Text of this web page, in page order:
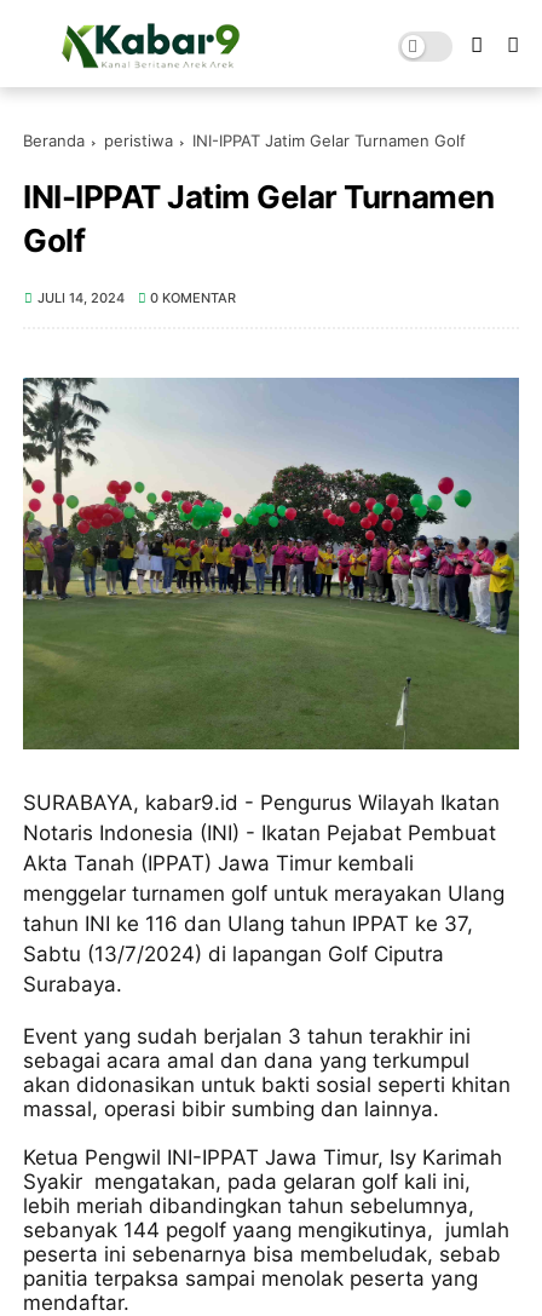
Beranda peristiwa INI-IPPAT Jatim Gelar Turnamen Golf
INI-IPPAT Jatim Gelar Turnamen
Golf
JULI 14, 2024 0 KOMENTAR
SURABAYA, kabar9.id - Pengurus Wilayah Ikatan
Notaris Indonesia (INI) - Ikatan Pejabat Pembuat
Akta Tanah (IPPAT) Jawa Timur kembali
menggelar turnamen golf untuk merayakan Ulang
tahun INI ke 116 dan Ulang tahun IPPAT ke 37,
Sabtu (13/7/2024) di lapangan Golf Ciputra
Surabaya.
Event yang sudah berjalan 3 tahun terakhir ini
sebagai acara amal dan dana yang terkumpul
akan didonasikan untuk bakti sosial seperti khitan
massal, operasi bibir sumbing dan lainnya.
Ketua Pengwil INI-IPPAT Jawa Timur, Isy Karimah
Syakir mengatakan, pada gelaran golf kali ini,
lebih meriah dibandingkan tahun sebelumnya,
sebanyak 144 pegolf yaang mengikutinya, jumlah
peserta ini sebenarnya bisa membeludak, sebab
panitia terpaksa sampai menolak peserta yang
mendaftar.